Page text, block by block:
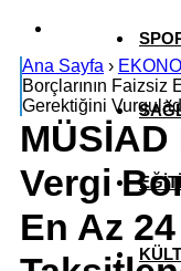
Ana Sayfa ›
Borçlarının Faizsiz
Gerektiğini
MÜSİAD
Vergi
En Az